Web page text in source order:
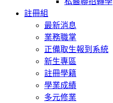
註冊組
最新消息
業務職掌
正備取生報到系統
新生專區
註冊學籍
學業成績
多元修業